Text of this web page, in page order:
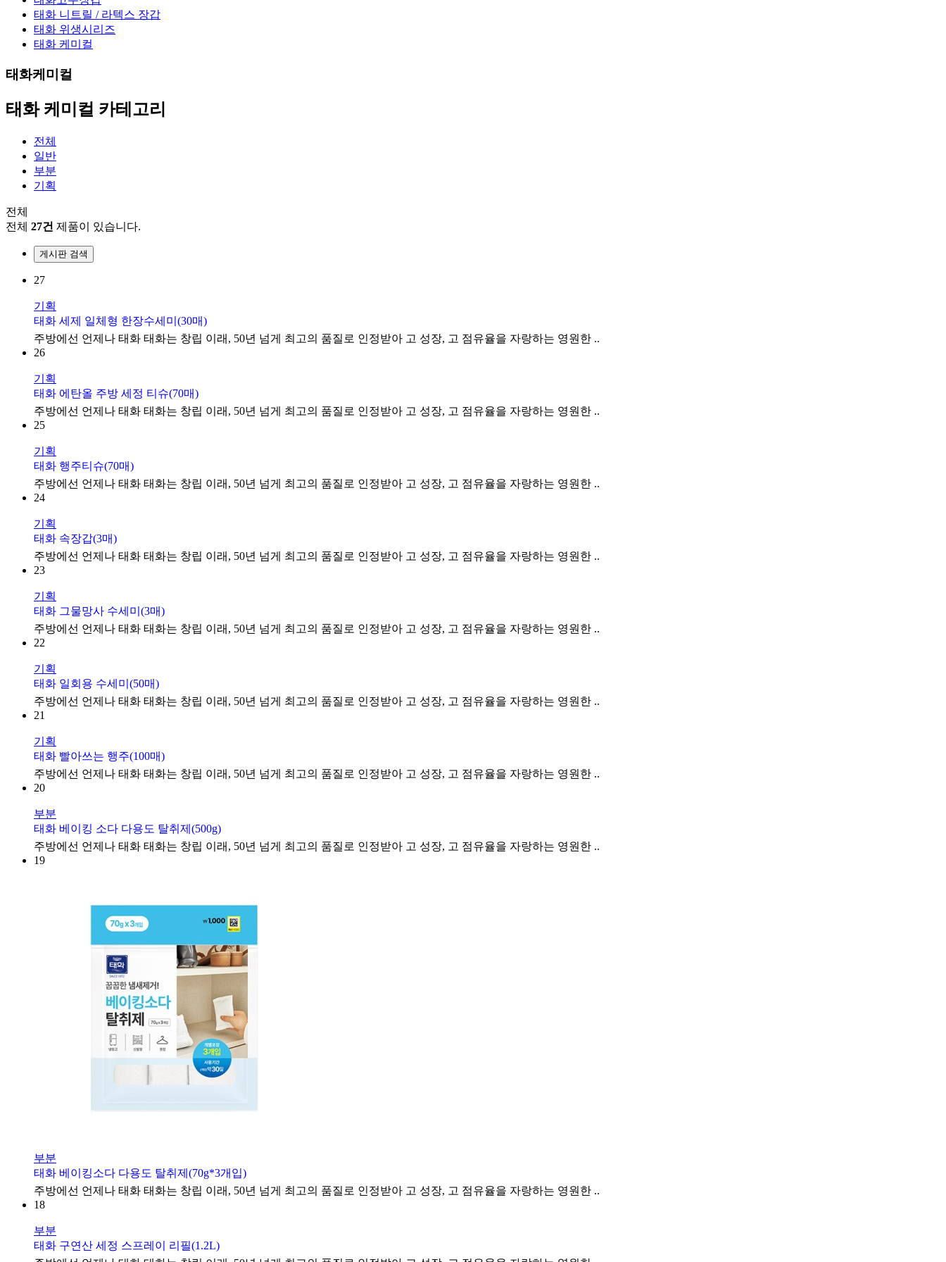
태화 니트릴 / 라텍스 장갑
태화 위생시리즈
태화 케미컬
태화케미컬
태화 케미컬 카테고리
전체
일반
부분
기획
전체
전체 27건 제품이 있습니다.
게시판 검색
27
기획
태화 세제 일체형 한장수세미(30매)
주방에선 언제나 태화 태화는 창립 이래, 50년 넘게 최고의 품질로 인정받아 고 성장, 고 점유율을 자랑하는 영원한 ..
26
기획
태화 에탄올 주방 세정 티슈(70매)
주방에선 언제나 태화 태화는 창립 이래, 50년 넘게 최고의 품질로 인정받아 고 성장, 고 점유율을 자랑하는 영원한 ..
25
기획
태화 행주티슈(70매)
주방에선 언제나 태화 태화는 창립 이래, 50년 넘게 최고의 품질로 인정받아 고 성장, 고 점유율을 자랑하는 영원한 ..
24
기획
태화 속장갑(3매)
주방에선 언제나 태화 태화는 창립 이래, 50년 넘게 최고의 품질로 인정받아 고 성장, 고 점유율을 자랑하는 영원한 ..
23
기획
태화 그물망사 수세미(3매)
주방에선 언제나 태화 태화는 창립 이래, 50년 넘게 최고의 품질로 인정받아 고 성장, 고 점유율을 자랑하는 영원한 ..
22
기획
태화 일회용 수세미(50매)
주방에선 언제나 태화 태화는 창립 이래, 50년 넘게 최고의 품질로 인정받아 고 성장, 고 점유율을 자랑하는 영원한 ..
21
기획
태화 빨아쓰는 행주(100매)
주방에선 언제나 태화 태화는 창립 이래, 50년 넘게 최고의 품질로 인정받아 고 성장, 고 점유율을 자랑하는 영원한 ..
20
부분
태화 베이킹 소다 다용도 탈취제(500g)
주방에선 언제나 태화 태화는 창립 이래, 50년 넘게 최고의 품질로 인정받아 고 성장, 고 점유율을 자랑하는 영원한 ..
19
부분
태화 베이킹소다 다용도 탈취제(70g*3개입)
주방에선 언제나 태화 태화는 창립 이래, 50년 넘게 최고의 품질로 인정받아 고 성장, 고 점유율을 자랑하는 영원한 ..
18
부분
태화 구연산 세정 스프레이 리필(1.2L)